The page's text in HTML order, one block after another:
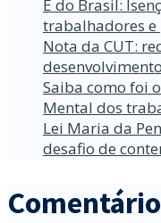
É do Brasil:
trabalhadores
Nota da CUT:
Saiba como foi
Mental dos
Lei Maria da
desafio de